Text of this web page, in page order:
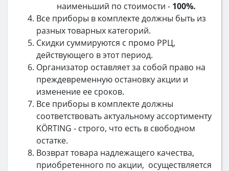
наименьший по стоимости - 100%.
Все приборы в комплекте должны быть из
разных товарных категорий.
Скидки суммируются с промо РРЦ,
действующего в этот период.
Организатор оставляет за собой право на
преждевременную остановку акции и
изменение ее сроков.
Все приборы в комплекте должны
соответствовать актуальному ассортименту
KÖRTING - строго, что есть в свободном
остатке.
Возврат товара надлежащего качества,
приобретенного по акции, осуществляется